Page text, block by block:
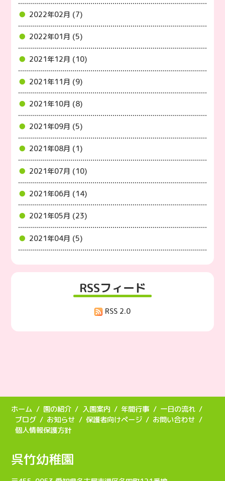
2022年02月 (7)
2022年01月 (5)
2021年12月 (10)
2021年11月 (9)
2021年10月 (8)
2021年09月 (5)
2021年08月 (1)
2021年07月 (10)
2021年06月 (14)
2021年05月 (23)
2021年04月 (5)
RSSフィード
RSS 2.0
ホーム 園の紹介 入園案内 年間行事
一日の流れ
ブログ
お知らせ 保護者向けページ
お問い合わせ
個人情報保護方針
呉竹幼稚園